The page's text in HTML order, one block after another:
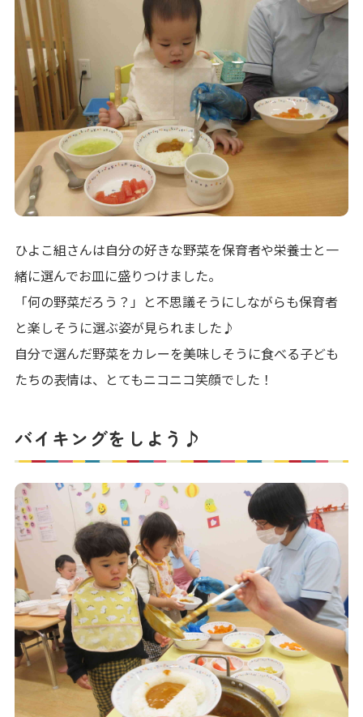
プライバシーポリシー サイトのご利用について
サイトマップ ニチイ学館オフィシャルサイト
ひよこ組さんは自分の好きな野菜を保育者や栄養士と一
緒に選んでお皿に盛りつけました。
「何の野菜だろう？」と不思議そうにしながらも保育者
と楽しそうに選ぶ姿が見られました♪
自分で選んだ野菜をカレーを美味しそうに食べる子ども
たちの表情は、とてもニコニコ笑顔でした！
バイキングをしよう♪